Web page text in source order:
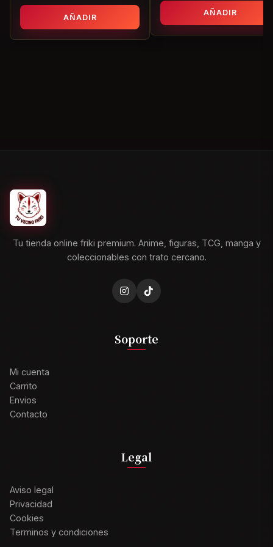
AÑADIR
AÑADIR
Tu tienda online friki premium. Anime, figuras, TCG, manga y
coleccionables con trato cercano.
Soporte
Mi cuenta
Carrito
Envios
Contacto
Legal
Aviso legal
Privacidad
Cookies
Terminos y condiciones